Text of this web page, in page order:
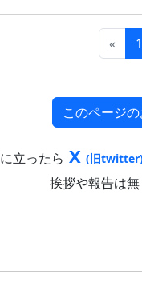
« 1
このページ
立ったら X(旧
挨拶や報告は